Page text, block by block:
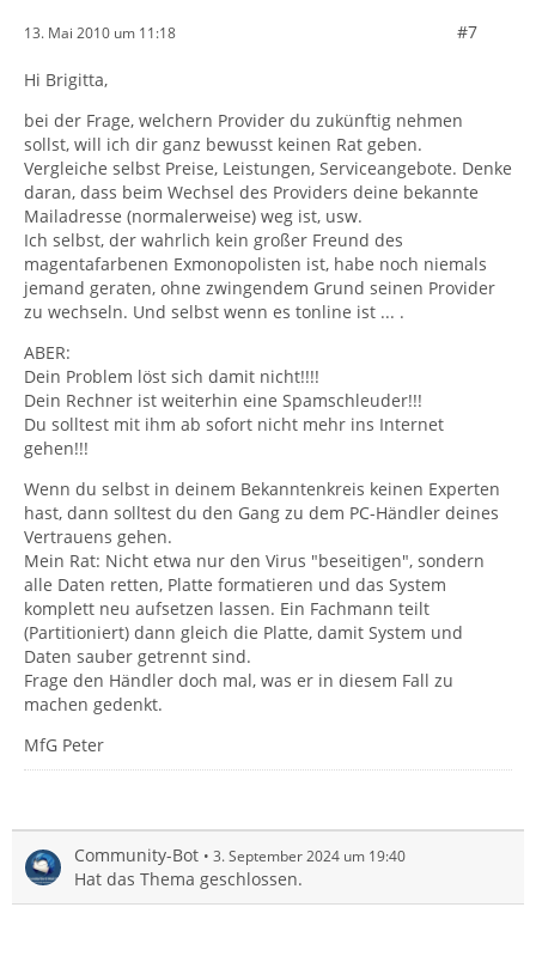
13. Mai 2010 um 11:18 #7
Hi Brigitta,
bei der Frage, welchern Provider du zukünftig nehmen
sollst, will ich dir ganz bewusst keinen Rat geben.
Vergleiche selbst Preise, Leistungen, Serviceangebote. Denke
daran, dass beim Wechsel des Providers deine bekannte
Mailadresse (normalerweise) weg ist, usw.
Ich selbst, der wahrlich kein großer Freund des
magentafarbenen Exmonopolisten ist, habe noch niemals
jemand geraten, ohne zwingendem Grund seinen Provider
zu wechseln. Und selbst wenn es tonline ist ... .
ABER:
Dein Problem löst sich damit nicht!!!!
Dein Rechner ist weiterhin eine Spamschleuder!!!
Du solltest mit ihm ab sofort nicht mehr ins Internet
gehen!!!
Wenn du selbst in deinem Bekanntenkreis keinen Experten
hast, dann solltest du den Gang zu dem PC-Händler deines
Vertrauens gehen.
Mein Rat: Nicht etwa nur den Virus "beseitigen", sondern
alle Daten retten, Platte formatieren und das System
komplett neu aufsetzen lassen. Ein Fachmann teilt
(Partitioniert) dann gleich die Platte, damit System und
Daten sauber getrennt sind.
Frage den Händler doch mal, was er in diesem Fall zu
machen gedenkt.
MfG Peter
Community-Bot 3. September 2024 um 19:40
Hat das Thema geschlossen.